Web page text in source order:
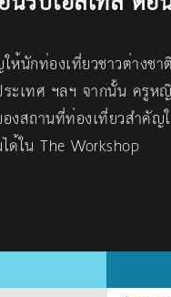
นักท่องเที่ยวชาวต่างชา
ะเทศ ฯลฯ จากนั้น ครูห
งสถานที่ท่องเที่ยวสำคัญ
ด้ใน The Workshop